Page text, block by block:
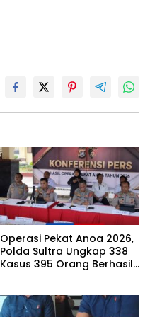
Operasi Pekat Anoa 2026,
Polda Sultra Ungkap 338
Kasus 395 Orang Berhasil